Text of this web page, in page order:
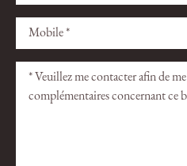
ce
champ
ce
champ